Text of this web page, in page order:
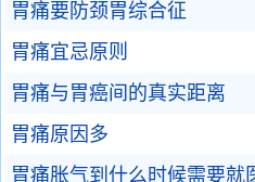
胃痛要防颈胃综合征
胃痛宜忌原则
胃痛与胃癌间的真实距离
胃痛原因多
胃痛胀气到什么时候需要就